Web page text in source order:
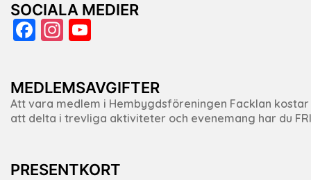
SOCIALA MEDIER
Facebook
Instagram
MEDLEMSAVGIFTER
Att vara medlem i Hembygdsföreningen Facklan
att delta i trevliga aktiviteter och evenemang har du
PRESENTKORT